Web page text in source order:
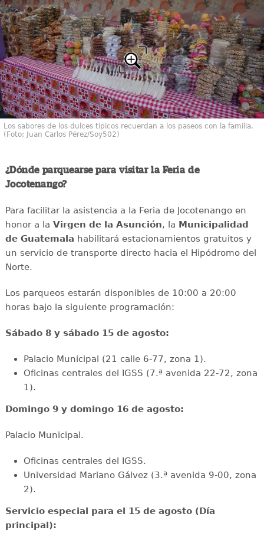
Los sabores de los dulces típicos recuerdan a los paseos con la familia.
(Foto: Juan Carlos Pérez/Soy502)
¿Dónde parquearse para visitar la Feria de
Jocotenango?
Para facilitar la asistencia a la Feria de Jocotenango en
honor a la Virgen de la Asunción, la Municipalidad
de Guatemala habilitará estacionamientos gratuitos y
un servicio de transporte directo hacia el Hipódromo del
Norte.
Los parqueos estarán disponibles de 10:00 a 20:00
horas bajo la siguiente programación:
Sábado 8 y sábado 15 de agosto:
Palacio Municipal (21 calle 6-77, zona 1).
Oficinas centrales del IGSS (7.ª avenida 22-72, zona
1).
Domingo 9 y domingo 16 de agosto:
Palacio Municipal.
Oficinas centrales del IGSS.
Universidad Mariano Gálvez (3.ª avenida 9-00, zona
2).
Servicio especial para el 15 de agosto (Día
principal):